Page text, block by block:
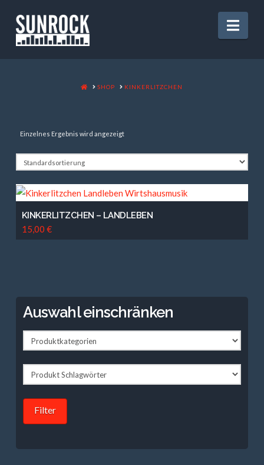
HOME
SHOP KINKERLITZCHEN
Einzelnes Ergebnis wird angezeigt
KINKERLITZCHEN – LANDLEBEN
15,00 €
Auswahl einschränken
Filter